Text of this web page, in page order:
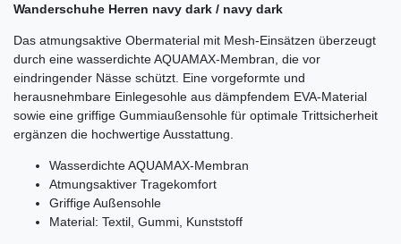
Wanderschuhe Herren navy dark / navy dark
Das atmungsaktive Obermaterial mit Mesh-Einsätzen überzeugt
durch eine wasserdichte AQUAMAX-Membran, die vor
eindringender Nässe schützt. Eine vorgeformte und
herausnehmbare Einlegesohle aus dämpfendem EVA-Material
sowie eine griffige Gummiaußensohle für optimale Trittsicherheit
ergänzen die hochwertige Ausstattung.
Wasserdichte AQUAMAX-Membran
Atmungsaktiver Tragekomfort
Griffige Außensohle
Material: Textil, Gummi, Kunststoff